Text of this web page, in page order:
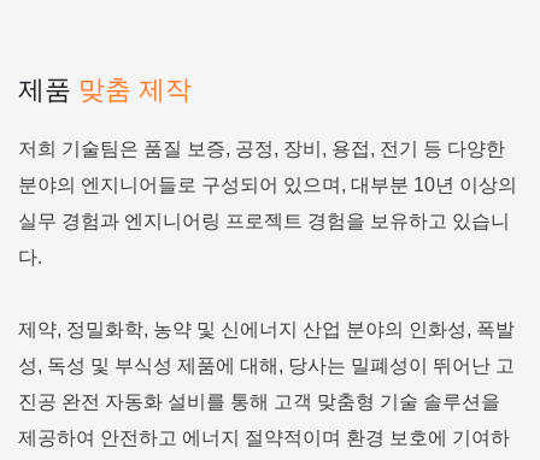
제품 맞춤 제작
저희 기술팀은 품질 보증, 공정, 장비, 용접, 전기 등 다양한
분야의 엔지니어들로 구성되어 있으며, 대부분 10년 이상의
실무 경험과 엔지니어링 프로젝트 경험을 보유하고 있습니
다.
제약, 정밀화학, 농약 및 신에너지 산업 분야의 인화성, 폭발
성, 독성 및 부식성 제품에 대해, 당사는 밀폐성이 뛰어난 고
진공 완전 자동화 설비를 통해 고객 맞춤형 기술 솔루션을
제공하여 안전하고 에너지 절약적이며 환경 보호에 기여하